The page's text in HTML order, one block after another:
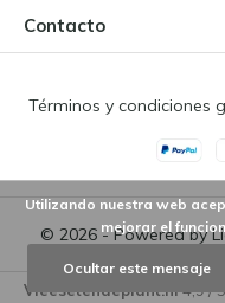
Contacto
© 2026 - Powered by
Términos y condiciones
Vleesetendeplant.nl4,9/5
Utilizando nuestra web
mejorar el
Ocultar este mensaje